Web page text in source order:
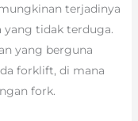
terjadinya
yang tidak terduga.
yang berguna
forklift, di mana
fork.